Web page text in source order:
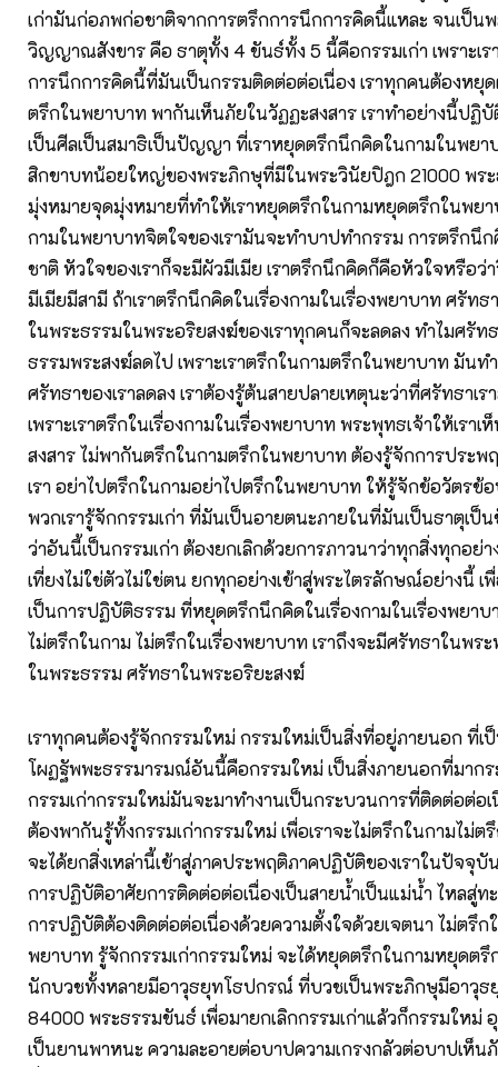
เก่ามันก่อภพก่อชาติจากการตรึกการนึกการคิดนี้แหละ จนเป็นพ
วิญญาณสังขาร คือ ธาตุทั้ง 4 ขันธ์ทั้ง 5 นี้คือกรรมเก่า เพราะเร
การนึกการคิดนี้ที่มันเป็นกรรมติดต่อต่อเนื่อง เราทุกคนต้องหยุ
ตรึกในพยาบาท พากันเห็นภัยในวัฏฏะสงสาร เราทำอย่างนี้ปฏิ
เป็นศีลเป็นสมาธิเป็นปัญญา ที่เราหยุดตรึกนึกคิดในกามในพยา
สิกขาบทน้อยใหญ่ของพระภิกษุที่มีในพระวินัยปิฎก 21000 พร
มุ่งหมายจุดมุ่งหมายที่ทำให้เราหยุดตรึกในกามหยุดตรึกในพยา
กามในพยาบาทจิตใจของเรามันจะทำบาปทำกรรม การตรึกนึ
ชาติ หัวใจของเราก็จะมีผัวมีเมีย เราตรึกนึกคิดก็คือหัวใจหรือว่
มีเมียมีสามี ถ้าเราตรึกนึกคิดในเรื่องกามในเรื่องพยาบาท ศรัท
ในพระธรรมในพระอริยสงฆ์ของเราทุกคนก็จะลดลง ทำไมศรั
ธรรมพระสงฆ์ลดไป เพราะเราตรึกในกามตรึกในพยาบาท มันท
ศรัทธาของเราลดลง เราต้องรู้ต้นสายปลายเหตุนะว่าที่ศรัทธาเร
เพราะเราตรึกในเรื่องกามในเรื่องพยาบาท พระพุทธเจ้าให้เรา
สงสาร ไม่พากันตรึกในกามตรึกในพยาบาท ต้องรู้จักการประ
เรา อย่าไปตรึกในกามอย่าไปตรึกในพยาบาท ให้รู้จักข้อวัตรข้
พวกเรารู้จักกรรมเก่า ที่มันเป็นอายตนะภายในที่มันเป็นธาตุเป็
ว่าอันนี้เป็นกรรมเก่า ต้องยกเลิกด้วยการภาวนาว่าทุกสิ่งทุกอย่
เที่ยงไม่ใช่ตัวไม่ใช่ตน ยกทุกอย่างเข้าสู่พระไตรลักษณ์อย่างนี้ เ
เป็นการปฏิบัติธรรม ที่หยุดตรึกนึกคิดในเรื่องกามในเรื่องพยาบา
ไม่ตรึกในกาม ไม่ตรึกในเรื่องพยาบาท เราถึงจะมีศรัทธาในพร
ในพระธรรม ศรัทธาในพระอริยะสงฆ์
เราทุกคนต้องรู้จักกรรมใหม่ กรรมใหม่เป็นสิ่งที่อยู่ภายนอก ที่เ
โผฏฐัพพะธรรมารมณ์อันนี้คือกรรมใหม่ เป็นสิ่งภายนอกที่มาก
กรรมเก่ากรรมใหม่มันจะมาทำงานเป็นกระบวนการที่ติดต่อต่อเ
ต้องพากันรู้ทั้งกรรมเก่ากรรมใหม่ เพื่อเราจะไม่ตรึกในกามไม่ต
จะได้ยกสิ่งเหล่านี้เข้าสู่ภาคประพฤติภาคปฏิบัติของเราในปัจจุ
การปฏิบัติอาศัยการติดต่อต่อเนื่องเป็นสายน้ำเป็นแม่น้ำ ไหลสู่ท
การปฏิบัติต้องติดต่อต่อเนื่องด้วยความตั้งใจด้วยเจตนา ไม่ตรึก
พยาบาท รู้จักกรรมเก่ากรรมใหม่ จะได้หยุดตรึกในกามหยุดต
นักบวชทั้งหลายมีอาวุธยุทโธปกรณ์ ที่บวชเป็นพระภิกษุมีอาวุ
84000 พระธรรมขันธ์ เพื่อมายกเลิกกรรมเก่าแล้วก็กรรมใหม่
เป็นยานพาหนะ ความละอายต่อบาปความเกรงกลัวต่อบาปเห็น